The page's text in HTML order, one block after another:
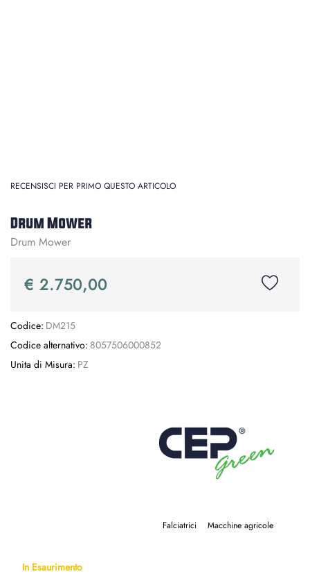
RECENSISCI PER PRIMO QUESTO ARTICOLO
Drum Mower
Drum Mower
€ 2.750,00
Codice: DM215
Codice alternativo: 8057506000852
Unita di Misura: PZ
Falciatrici Macchine agricole
In Esaurimento